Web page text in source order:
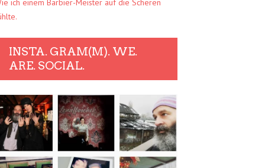
ich einem Barbier-Meister auf die Scheren
INSTA. GRAM(M). WE.
ARE. SOCIAL.